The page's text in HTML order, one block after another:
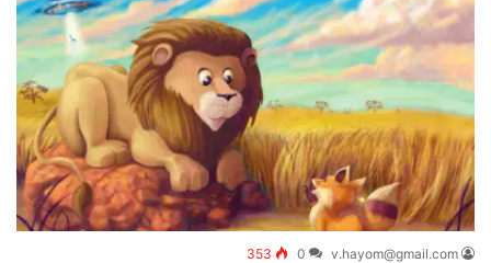
v.hayom@gmail.com
0
353